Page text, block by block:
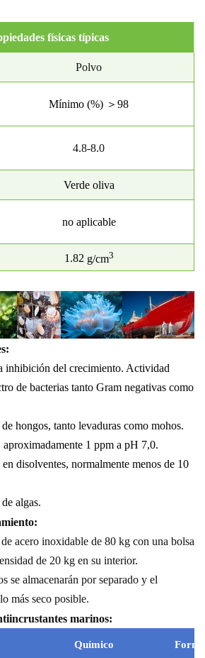
físicas típicas
Polvo
Mínimo (%) ＞98
4.8-8.0
Verde oliva
no aplicable
1.82g/cm3
inhibición del crecimiento. Actividad
de bacterias tanto Gram negativas como
hongos, tanto levaduras como mohos.
aproximadamente 1 ppm a pH 7,0.
disolventes, normalmente menos de 10
algas.
acero inoxidable de 80 kg con una bolsa
de 20 kg en su interior.
se almacenarán por separado y el
más seco posible.
marinos:
Químico